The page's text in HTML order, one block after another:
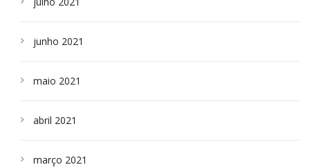
junho 2021
maio 2021
abril 2021
março 2021